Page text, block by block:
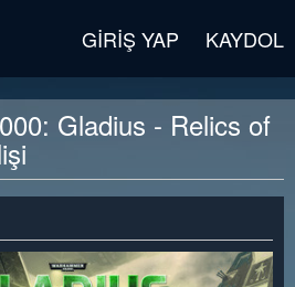
GIRIŞ YAP KAYDOL
Gladius - Relics of